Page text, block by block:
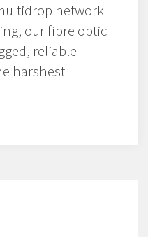
network
our fibre optic
reliable
harshest